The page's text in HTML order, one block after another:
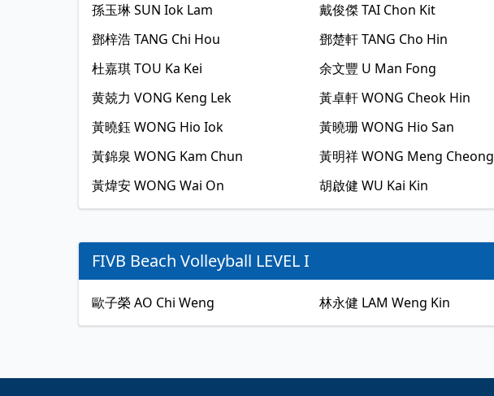
孫玉琳SUN Iok Lam 戴俊傑 TAI Chon Kit
鄧梓浩TANG Chi Hou 鄧楚軒 TANG Cho Hin
杜嘉琪TOU Ka Kei 余文豐 U Man Fong
黄兢力 VONG Keng Lek 黃卓軒 WONG Cheok Hin
黃曉鈺 WONG Hio Iok 黃曉珊 WONG Hio San
黃錦泉 WONG Kam Chun 黃明祥 WONG Meng Cheong
黃煒安WONG Wai On 胡啟健 WU Kai Kin
FIVB Beach Volleyball LEVEL I
歐子榮AO Chi Weng 林永健 LAM Weng Kin